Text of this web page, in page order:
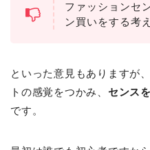
ファッションセ
ン買いをする考
といった意見もありますが
トの感覚をつかみ、 センス
です。